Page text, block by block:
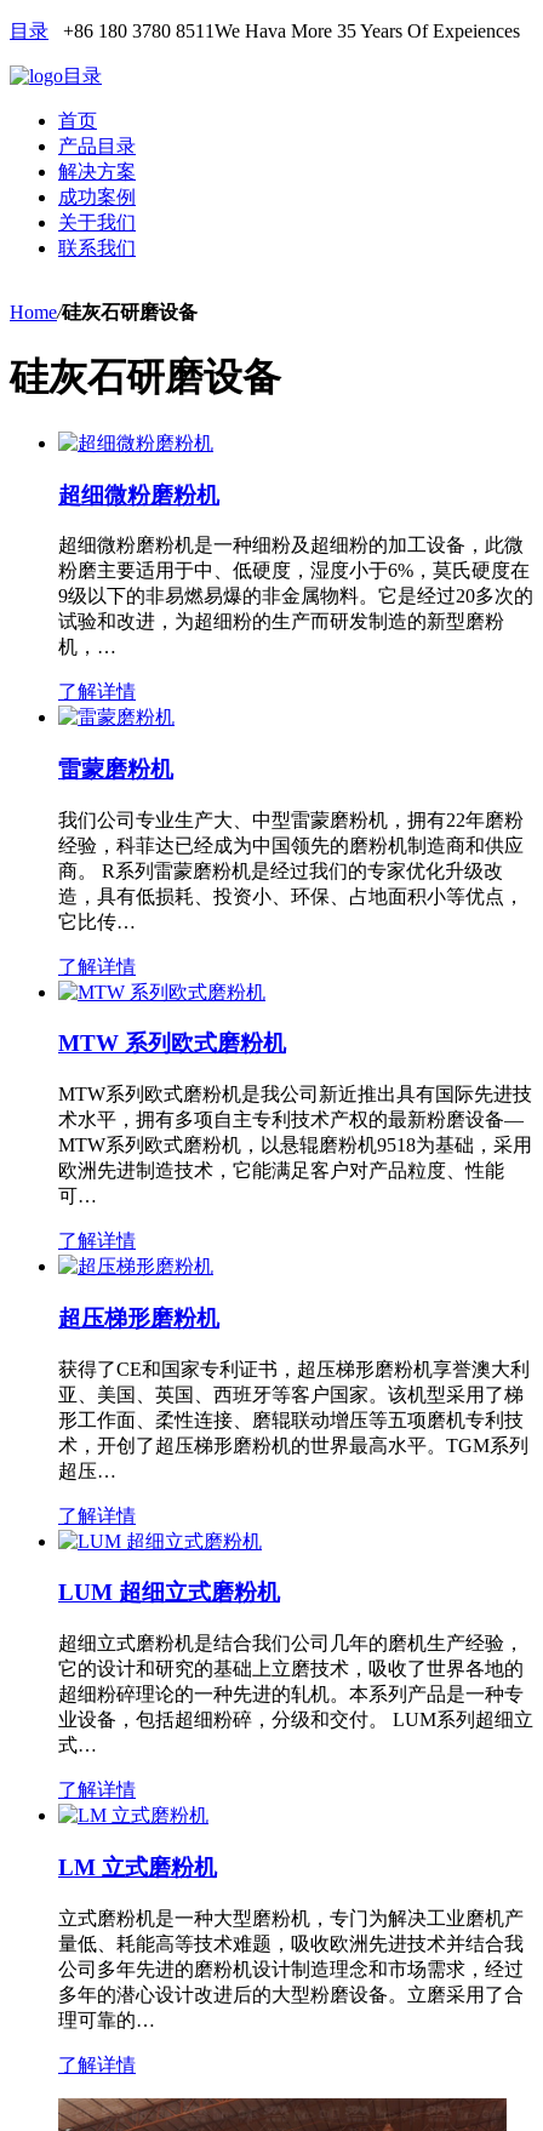
目录 +86 180 3780 8511We Hava More 35 Years Of Expeiences
目录
首页
产品目录
解决方案
成功案例
关于我们
联系我们
Home/硅灰石研磨设备
硅灰石研磨设备
超细微粉磨粉机
超细微粉磨粉机是一种细粉及超细粉的加工设备，此微
粉磨主要适用于中、低硬度，湿度小于6%，莫氏硬度在
9级以下的非易燃易爆的非金属物料。它是经过20多次的
试验和改进，为超细粉的生产而研发制造的新型磨粉
机，…
了解详情
雷蒙磨粉机
我们公司专业生产大、中型雷蒙磨粉机，拥有22年磨粉
经验，科菲达已经成为中国领先的磨粉机制造商和供应
商。 R系列雷蒙磨粉机是经过我们的专家优化升级改
造，具有低损耗、投资小、环保、占地面积小等优点，
它比传…
了解详情
MTW 系列欧式磨粉机
MTW系列欧式磨粉机是我公司新近推出具有国际先进技
术水平，拥有多项自主专利技术产权的最新粉磨设备—
MTW系列欧式磨粉机，以悬辊磨粉机9518为基础，采用
欧洲先进制造技术，它能满足客户对产品粒度、性能
可…
了解详情
超压梯形磨粉机
获得了CE和国家专利证书，超压梯形磨粉机享誉澳大利
亚、美国、英国、西班牙等客户国家。该机型采用了梯
形工作面、柔性连接、磨辊联动增压等五项磨机专利技
术，开创了超压梯形磨粉机的世界最高水平。TGM系列
超压…
了解详情
LUM 超细立式磨粉机
超细立式磨粉机是结合我们公司几年的磨机生产经验，
它的设计和研究的基础上立磨技术，吸收了世界各地的
超细粉碎理论的一种先进的轧机。本系列产品是一种专
业设备，包括超细粉碎，分级和交付。 LUM系列超细立
式…
了解详情
LM 立式磨粉机
立式磨粉机是一种大型磨粉机，专门为解决工业磨机产
量低、耗能高等技术难题，吸收欧洲先进技术并结合我
公司多年先进的磨粉机设计制造理念和市场需求，经过
多年的潜心设计改进后的大型粉磨设备。立磨采用了合
理可靠的…
了解详情